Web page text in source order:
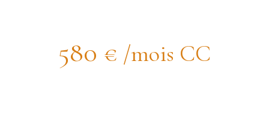
580 € /mois CC